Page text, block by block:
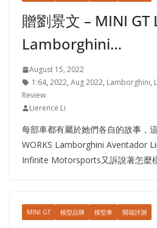
贈劉景文 – MINI GT
Lamborghini…
August 15, 2022
1:64, 2022, Aug 2022, Lamborghini,
Review
Lierence Li
每部車都有屬於她們各自的故事，
WORKS Lamborghini Aventador
Infinite Motorsports又訴說著怎麼
MINI GT 模型品牌 模型車 開箱評測